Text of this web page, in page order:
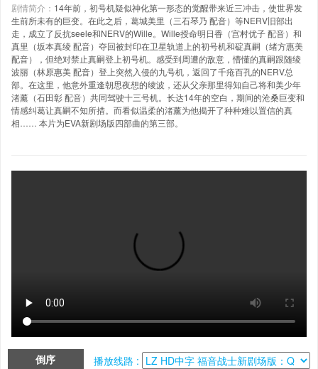
剧情简介： 14年前，初号机疑似神化第一形态的觉醒带来近三冲击，使世界发
生前所未有的巨变。在此之后，葛城美里（三石琴乃 配音）等NERV旧部出
走，成立了反抗seele和NERV的Wille。Wille授命明日香（宫村优子 配音）和
真里（坂本真绫 配音）夺回被封印在卫星轨道上的初号机和碇真嗣（绪方惠美
配音），但绝对禁止真嗣登上初号机。感受到周遭的敌意，懵懂的真嗣跟随绫
波丽（林原惠美 配音）登上突然入侵的九号机，返回了千疮百孔的NERV总
部。在这里，他意外重逢朝思夜想的绫波，还从父亲那里得知自己将和美少年
渚薰（石田彰 配音）共同驾驶十三号机。长达14年的空白，期间的沧桑巨变和
情感纠葛让真嗣不知所措。而看似温柔的渚薰为他揭开了种种难以置信的真
相…… 本片为EVA新剧场版四部曲的第三部。
倒序
播放线路 :